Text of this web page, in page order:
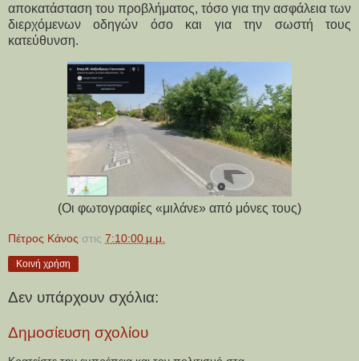
αποκατάσταση του προβλήματος, τόσο για την ασφάλεια των
διερχόμενων οδηγών όσο και για την σωστή τους
κατεύθυνση.
(Οι φωτογραφίες «μιλάνε» από μόνες τους)
Πέτρος Κάνος στις 7:10:00 μ.μ.
Κοινή χρήση
Δεν υπάρχουν σχόλια:
Δημοσίευση σχολίου